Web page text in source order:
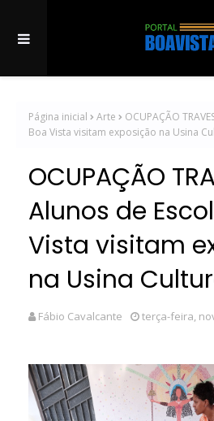
Página inicial Arte
OCUPAÇÃO
Boa Vista visitam exposição na Usina
OCUPAÇÃO
Alunos de
Vista visitam
na Usina
Fábio Cavalcante terça-feira,